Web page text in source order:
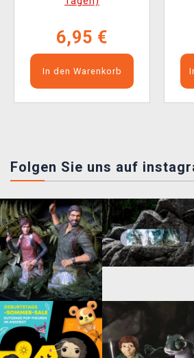
6,95 €
In den Warenkorb
Folgen Sie uns auf